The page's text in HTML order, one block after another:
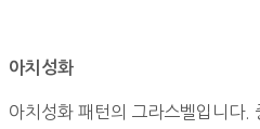
아치성화
아치성화 패턴의 그라스벨입니다.